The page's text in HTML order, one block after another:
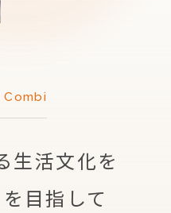
生活文化を
目指して